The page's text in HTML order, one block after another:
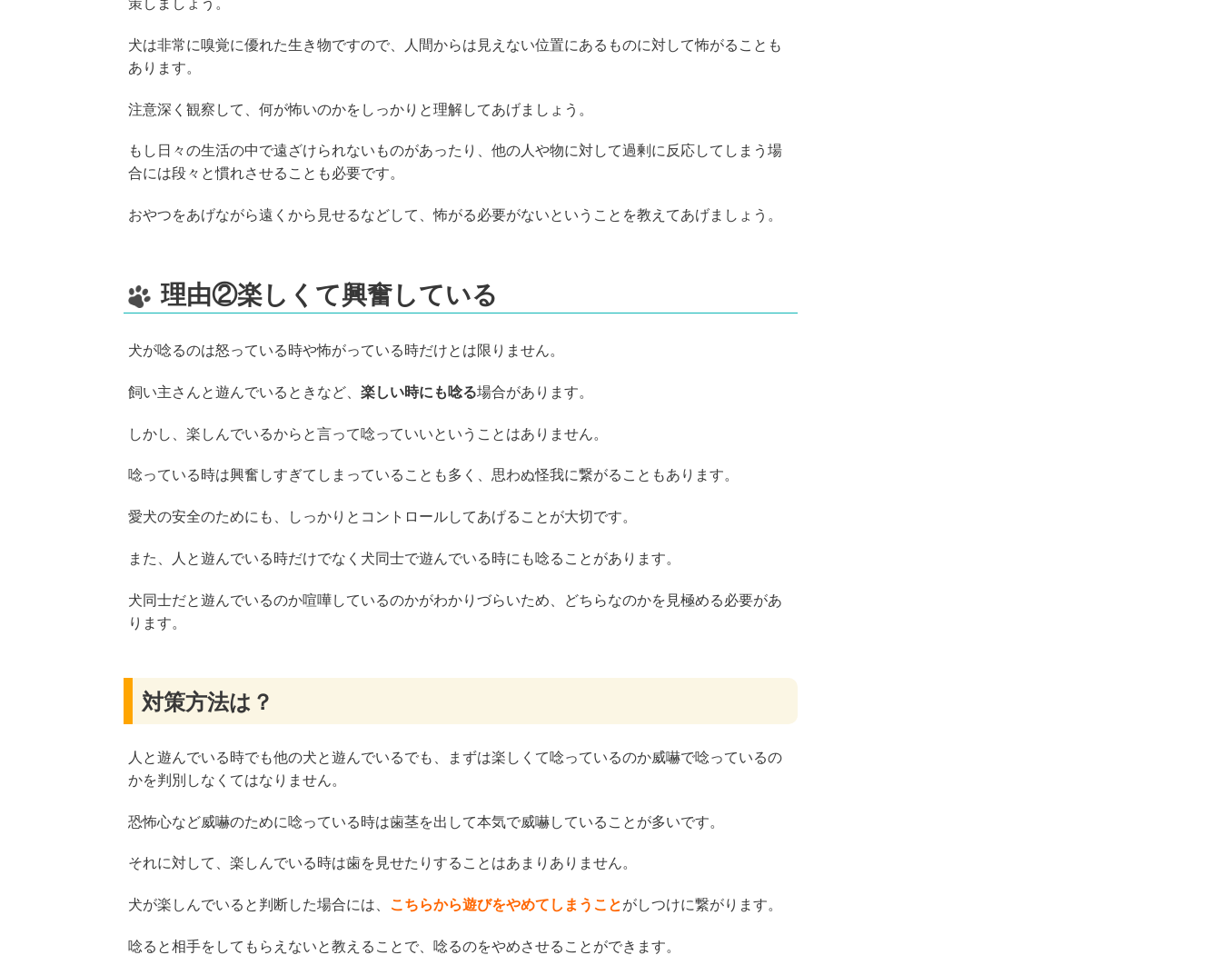
策しましょう。
犬は非常に嗅覚に優れた生き物ですので、人間からは見えない位置にあるものに対して怖がることも
あります。
注意深く観察して、何が怖いのかをしっかりと理解してあげましょう。
もし日々の生活の中で遠ざけられないものがあったり、他の人や物に対して過剰に反応してしまう場
合には段々と慣れさせることも必要です。
おやつをあげながら遠くから見せるなどして、怖がる必要がないということを教えてあげましょう。
理由②楽しくて興奮している
犬が唸るのは怒っている時や怖がっている時だけとは限りません。
飼い主さんと遊んでいるときなど、 楽しい時にも唸る場合があります。
しかし、楽しんでいるからと言って唸っていいということはありません。
唸っている時は興奮しすぎてしまっていることも多く、思わぬ怪我に繋がることもあります。
愛犬の安全のためにも、しっかりとコントロールしてあげることが大切です。
また、人と遊んでいる時だけでなく犬同士で遊んでいる時にも唸ることがあります。
犬同士だと遊んでいるのか喧嘩しているのかがわかりづらいため、どちらなのかを見極める必要があ
ります。
対策方法は？
人と遊んでいる時でも他の犬と遊んでいるでも、まずは楽しくて唸っているのか威嚇で唸っているの
かを判別しなくてはなりません。
恐怖心など威嚇のために唸っている時は歯茎を出して本気で威嚇していることが多いです。
それに対して、楽しんでいる時は歯を見せたりすることはあまりありません。
犬が楽しんでいると判断した場合には、 こちらから遊びをやめてしまうことがしつけに繋がります。
唸ると相手をしてもらえないと教えることで、唸るのをやめさせることができます。